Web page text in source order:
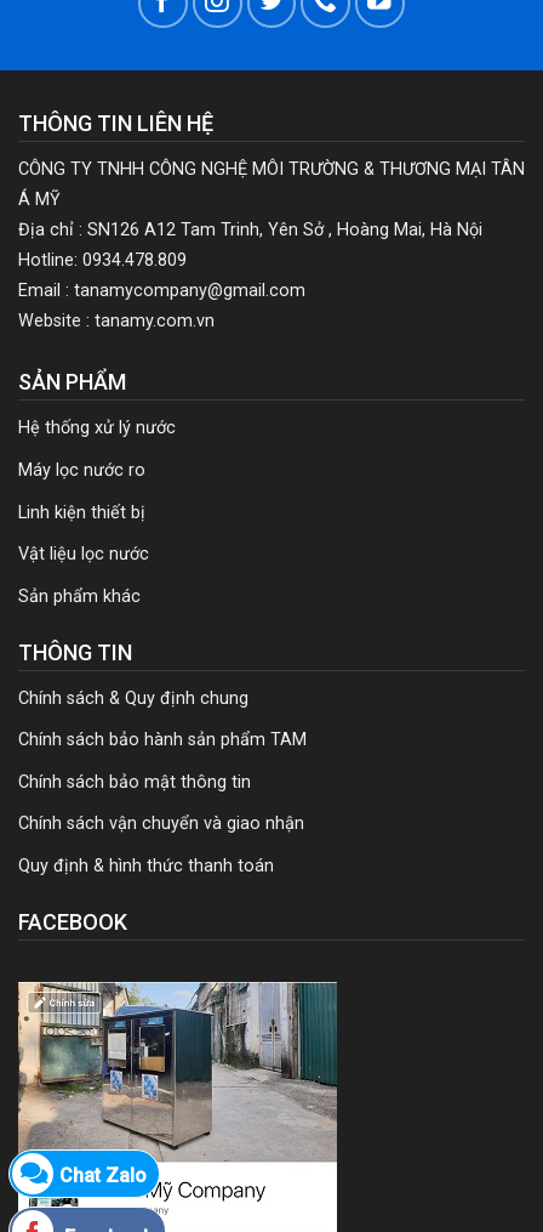
THÔNG TIN LIÊN HỆ
CÔNG TY TNHH CÔNG NGHỆ MÔI TRƯỜNG & THƯƠNG MẠI TÂN
Á MỸ
Địa chỉ : SN126 A12 Tam Trinh, Yên Sở , Hoàng Mai, Hà Nội
Hotline: 0934.478.809
Email : tanamycompany@gmail.com
Website : tanamy.com.vn
SẢN PHẨM
Hệ thống xử lý nước
Máy lọc nước ro
Linh kiện thiết bị
Vật liệu lọc nước
Sản phẩm khác
THÔNG TIN
Chính sách & Quy định chung
Chính sách bảo hành sản phẩm TAM
Chính sách bảo mật thông tin
Chính sách vận chuyển và giao nhận
Quy định & hình thức thanh toán
FACEBOOK
Chat Zalo